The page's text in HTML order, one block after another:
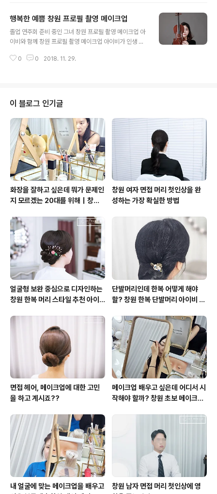
행복한 예쁨 창원 프로필 촬영 메이크업
졸업 연주회 준비 중인 그녀 창원 프로필 촬영 메이크업 아
이비와 함께 창원 프로필 촬영 메이크업 아이비가 인생 사
쁘게~ 예쁨으로 행복을 드려보아요 "당신의 오아시스" 창
0 0 2018. 11. 29.
이 블로그 인기글
화장을 잘하고 싶은데 뭐가 문제인
지 모르겠는 20대를 위해｜창원
이크업
창원 여자 면접 머리 첫인상을 완
성하는 가장 확실한 방법
얼굴형 보완 중심으로 디자인하는
창원 한복 머리 스타일 추천 아이
단발머리인데 한복 어떻게 해야
할? 창원 한복 단발머리 아이비 메
면접 헤어, 메이크업에 대한 고민
을 하고 계시죠??
메이크업 배우고 싶은데 어디서 시
작해야 할까? 창원 초보 메이크업
내 얼굴에 맞는 메이크업을 배우고
창원 남자 면접 머리 첫인상에 영